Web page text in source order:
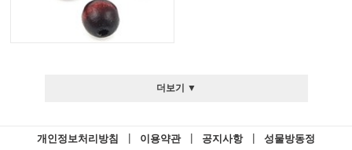
더보기 ▼
개인정보처리방침 이용약관 공지사항 성물방동정